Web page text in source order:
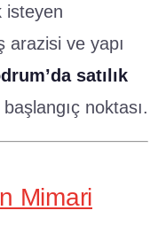
isteyen
arazisi ve yapı
satılık
noktası.
Mimari